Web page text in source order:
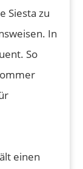
Siesta zu
In
So
einen